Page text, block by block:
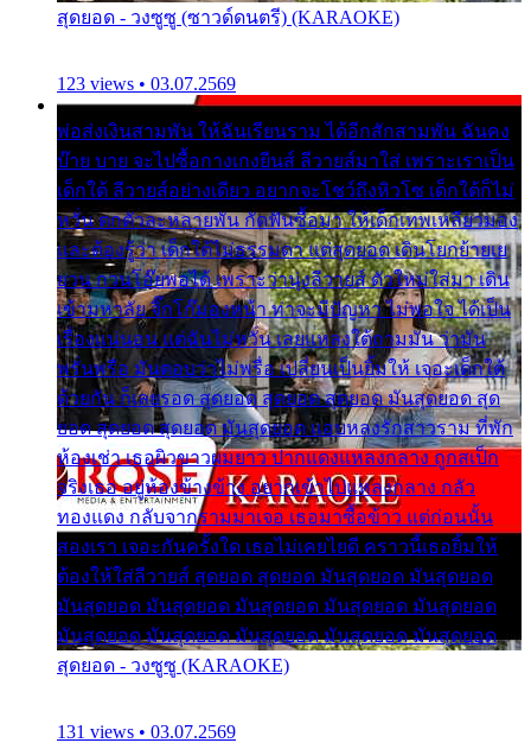
สุดยอด - วงซูซู (ซาวด์ดนตรี) (KARAOKE)
123 views • 03.07.2569
พ่อส่งเงินสามพัน ให้ฉันเรียนราม ได้อีกสักสามพัน ฉันคง
บ๊าย บาย จะไปซื้อกางเกงยีนส์ ลีวายส์มาใส่ เพราะเราเป็น
เด็กใต้ ลีวายส์อย่างเดียว อยากจะโชว์ถึงหิวโซ เด็กใต้ก็ไม่
หวั่น ตกตัวละหลายพัน กัดฟันซื้อมา ให้เด็กเทพเหลียวมอง
และต้องรู้ว่า เด็กใต้ไม่ธรรมดา แต่สุดยอด เดินโยกย้ายเย
ยวน กวนโอ๊ยพอได้ เพราะว่านุ่งลีวายส์ ตัวใหม่ใส่มา เดิน
เข้ามหาลัย จิ๊กโก๊มองหน้า ท่าจะมีปัญหา ไม่พอใจ ได้เป็น
เรื่องแน่นอน แต่ฉันไม่หวั่น เลยแหลงใต้ถามมัน ว่ามัน
พรั่นพรือ มันตอบว่าไม่พรื่อ เปลี่ยนเป็นยิ้มให้ เจอะเด็กใต้
ด้วยกัน ก็เลยรอด สุดยอด สุดยอด สุดยอด มันสุดยอด สุด
ยอด สุดยอด สุดยอด มันสุดยอด แอบหลงรักสาวราม ที่พัก
ห้องเช่า เธอผิวขาวผมยาว ปากแดงแหลงกลาง ถูกสเป็ก
จริงเธอ อยู่ห้องข้างข้าง อยากเข้าไปแหลงกลาง กลัว
ทองแดง กลับจากรามมาเจอ เธอมาซื้อข้าว แต่ก่อนนั้น
สองเรา เจอะกันครั้งใด เธอไม่เคยไยดี คราวนี้เธอยิ้มให้
ต้องให้ใส่ลีวายส์ สุดยอด สุดยอด มันสุดยอด มันสุดยอด
มันสุดยอด มันสุดยอด มันสุดยอด มันสุดยอด มันสุดยอด
มันสุดยอด มันสุดยอด มันสุดยอด มันสุดยอด มันสุดยอด
สุดยอด - วงซูซู (KARAOKE)
131 views • 03.07.2569